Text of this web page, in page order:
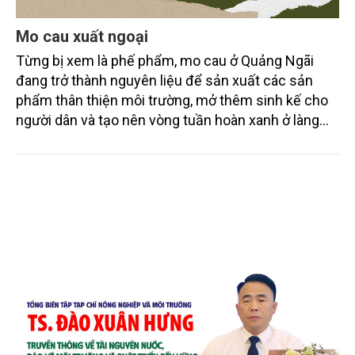
Mo cau xuất ngoại
Từng bị xem là phế phẩm, mo cau ở Quảng Ngãi
đang trở thành nguyên liệu để sản xuất các sản
phẩm thân thiện môi trường, mở thêm sinh kế cho
người dân và tạo nên vòng tuần hoàn xanh ở làng
chén, dĩa... từ mo cau đã được thị trường trong nước